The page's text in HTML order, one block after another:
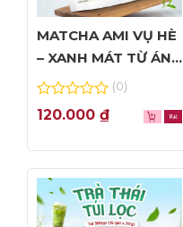
MATCHA AMI VỤ HÈ
– XANH MÁT TỪ ÁNH
NHÌN ĐẦU TIÊN
0
out
5
(0)
120.000 ₫